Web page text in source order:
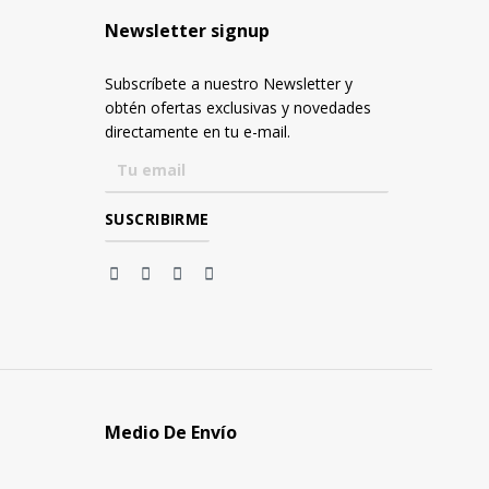
Newsletter signup
Subscríbete a nuestro Newsletter y
obtén ofertas exclusivas y novedades
directamente en tu e-mail.
Medio De Envío